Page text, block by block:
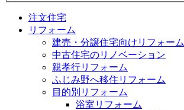
注文住宅
リフォーム
建売・分譲住宅向けリフォーム
中古住宅のリノベーション
親孝行リフォーム
ふじみ野へ移住リフォーム
目的別リフォーム
浴室リフォーム